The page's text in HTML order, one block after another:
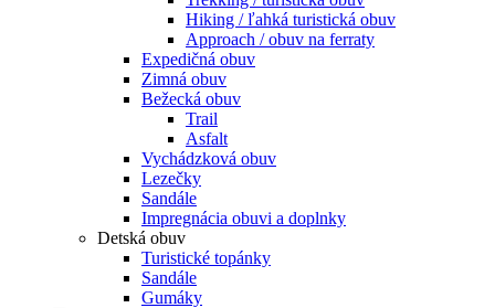
Hiking / ľahká turistická obuv
Approach / obuv na ferraty
Expedičná obuv
Zimná obuv
Bežecká obuv
Trail
Asfalt
Vychádzková obuv
Lezečky
Sandále
Impregnácia obuvi a doplnky
Detská obuv
Turistické topánky
Sandále
Gumáky